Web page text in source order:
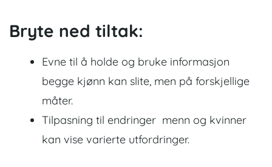
Bryte ned tiltak:
Evne til å holde og bruke informasjon
begge kjønn kan slite, men på forskjellige
måter.
Tilpasning til endringer menn og kvinner
kan vise varierte utfordringer.